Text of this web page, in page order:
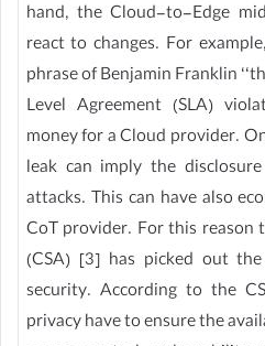
hand, the Cloud-to-Edge
react to changes. For
phrase of Benjamin Franklin
Level Agreement (SLA)
money for a Cloud provider.
leak can imply the
attacks. This can have also
CoT provider. For this reason
(CSA) [3] has picked out
security. According to the
privacy have to ensure the